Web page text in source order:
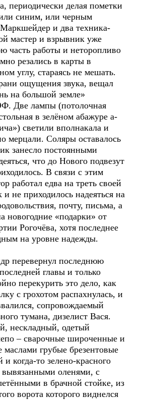
периодически делая пометки
синим, или черным
и два техника-
мастер и взрывник уже
часть работы и неторопливо
резались в карты в
углу, стараясь не мешать.
ощущения звука, вещал
на большой земле»
Две лампы (потолочная
в зелёном абажуре а-
светили вполнакала и
мерцали. Соляры оставалось
занесло постоянными
что до Нового подвезут
В связи с этим
работал едва на треть своей
не приходилось надеяться на
почту, письма, а
новогодние «подарки» от
Рогочёва, хотя последнее
на уровне надежды.
последнюю
главы и только
перекурить это дело, как
с грохотом распахнулась, и
сопровождаемый
тумана, дизелист Вася.
нескладный, одетый
– сварочные широченные и
маслами грубые брезентовые
когда-то зелено-красного
вывязанными оленями, с
в брачной стойке, из
ворота которого виднелся